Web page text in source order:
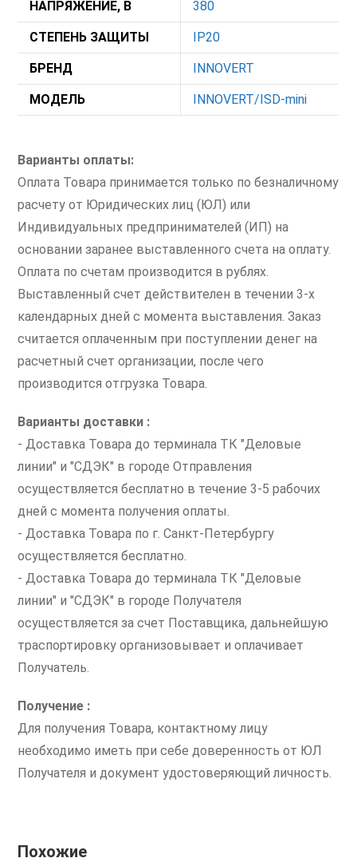
НАПРЯЖЕНИЕ, В 380
СТЕПЕНЬ ЗАЩИТЫ IP20
БРЕНД INNOVERT
МОДЕЛЬ INNOVERT/ISD-mini
Варианты оплаты:
Оплата Товара принимается только по безналичному
расчету от Юридических лиц (ЮЛ) или
Индивидуальных предпринимателей (ИП) на
основании заранее выставленного счета на оплату.
Оплата по счетам производится в рублях.
Выставленный счет действителен в течении 3-х
календарных дней с момента выставления. Заказ
считается оплаченным при поступлении денег на
расчетный счет организации, после чего
производится отгрузка Товара.
Варианты доставки :
- Доставка Товара до терминала ТК "Деловые
линии" и "СДЭК" в городе Отправления
осуществляется бесплатно в течение 3-5 рабочих
дней с момента получения оплаты.
- Доставка Товара по г. Санкт-Петербургу
осуществляется бесплатно.
- Доставка Товара до терминала ТК "Деловые
линии" и "СДЭК" в городе Получателя
осуществляется за счет Поставщика, дальнейшую
траспортировку организовывает и оплачивает
Получатель.
Получение :
Для получения Товара, контактному лицу
необходимо иметь при себе доверенность от ЮЛ
Получателя и документ удостоверяющий личность.
Похожие